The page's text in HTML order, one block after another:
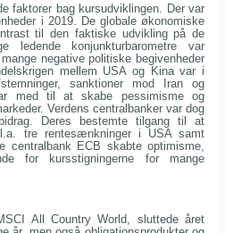
faktorer bag kursudviklingen. Der var
i 2019. De globale økonomiske
til den faktiske udvikling på de
ledende konjunkturbarometre var
negative politiske begivenheder
mellem USA og Kina var i
sanktioner mod Iran og
med til at skabe pessimisme og
Verdens centralbanker var dog
Deres bestemte tilgang til at
tre rentesænkninger i USA samt
centralbank ECB skabte optimisme,
for kursstigningerne for mange
All Country World, sluttede året